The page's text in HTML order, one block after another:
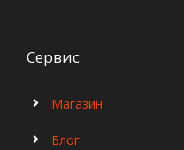
Сервис
Магазин
Блог